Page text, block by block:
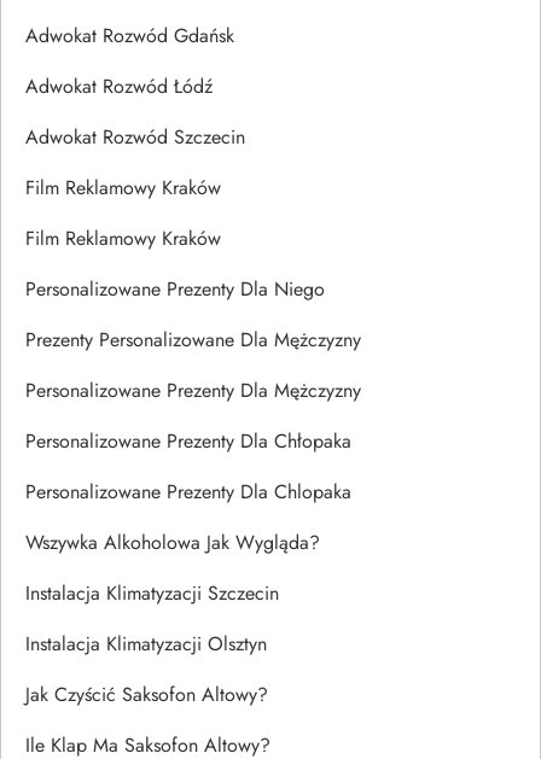
Adwokat Rozwód Gdańsk
Adwokat Rozwód Łódź
Adwokat Rozwód Szczecin
Film Reklamowy Kraków
Film Reklamowy Kraków
Personalizowane Prezenty Dla Niego
Prezenty Personalizowane Dla Mężczyzny
Personalizowane Prezenty Dla Mężczyzny
Personalizowane Prezenty Dla Chłopaka
Personalizowane Prezenty Dla Chlopaka
Wszywka Alkoholowa Jak Wygląda?
Instalacja Klimatyzacji Szczecin
Instalacja Klimatyzacji Olsztyn
Jak Czyścić Saksofon Altowy?
Ile Klap Ma Saksofon Altowy?